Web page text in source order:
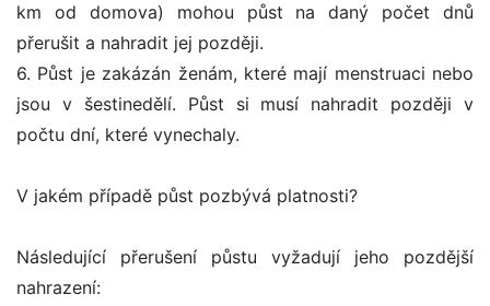
km od domova) mohou půst na daný počet dnů
přerušit a nahradit jej později.
6. Půst je zakázán ženám, které mají menstruaci nebo
jsou v šestinedělí. Půst si musí nahradit později v
počtu dní, které vynechaly.
V jakém případě půst pozbývá platnosti?
Následující přerušení půstu vyžadují jeho pozdější
nahrazení: